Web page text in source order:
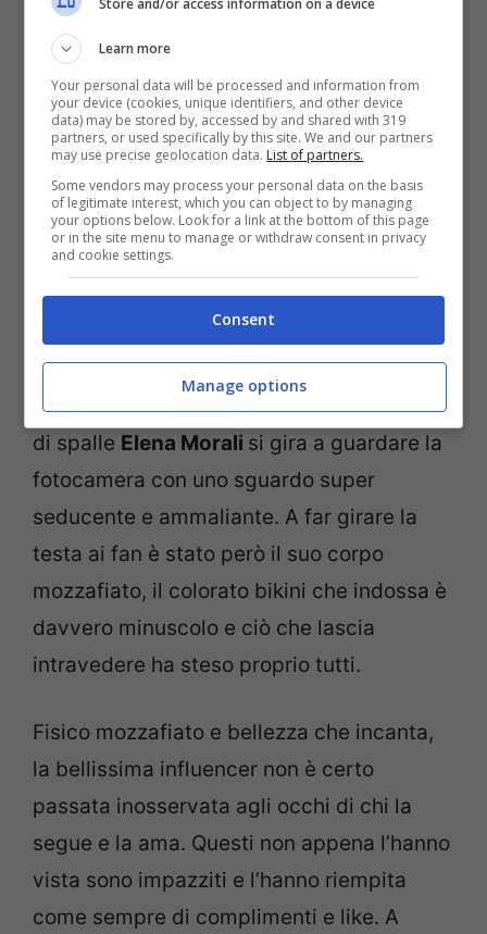
L’influencer Elena Morali (Screenshot da Instagram)
Con i piedi dentro l’acqua mentre è girata
di spalle Elena Morali si gira a guardare la
fotocamera con uno sguardo super
seducente e ammaliante. A far girare la
testa ai fan è stato però il suo corpo
mozzafiato, il colorato bikini che indossa è
davvero minuscolo e ciò che lascia
intravedere ha steso proprio tutti.
Fisico mozzafiato e bellezza che incanta,
la bellissima influencer non è certo
passata inosservata agli occhi di chi la
segue e la ama. Questi non appena l’hanno
vista sono impazziti e l’hanno riempita
come sempre di complimenti e like. A
Learn more
Your personal data will be processed and information from
your device (cookies, unique identifiers, and other device
data) may be stored by, accessed by and shared with 319
partners, or used specifically by this site. We and our partners
may use precise geolocation data. List of partners.
Some vendors may process your personal data on the basis
of legitimate interest, which you can object to by managing
your options below. Look for a link at the bottom of this page
or in the site menu to manage or withdraw consent in privacy
and cookie settings.
Consent
Manage options